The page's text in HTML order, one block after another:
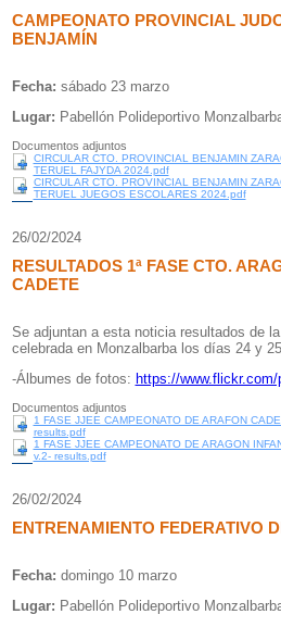
CAMPEONATO PROVINCIAL
BENJAMÍN
Fecha: sábado 23 marzo
Lugar: Pabellón Polideportivo
Documentos adjuntos
CIRCULAR CTO. PROVINCIAL BENJAMIN
TERUEL FAJYDA 2024.pdf
CIRCULAR CTO. PROVINCIAL BENJAMIN
TERUEL JUEGOS ESCOLARES 2024.pdf
26/02/2024
RESULTADOS 1ª FASE CTO.
CADETE
Se adjuntan a esta noticia resultados de
celebrada en Monzalbarba los días 24 y
-Álbumes de fotos: https://
Documentos adjuntos
1 FASE JJEE CAMPEONATO DE ARAFON
results.pdf
1 FASE JJEE CAMPEONATO DE ARAGON
v.2- results.pdf
26/02/2024
ENTRENAMIENTO FEDERATIVO
Fecha: domingo 10 marzo
Lugar: Pabellón Polideportivo